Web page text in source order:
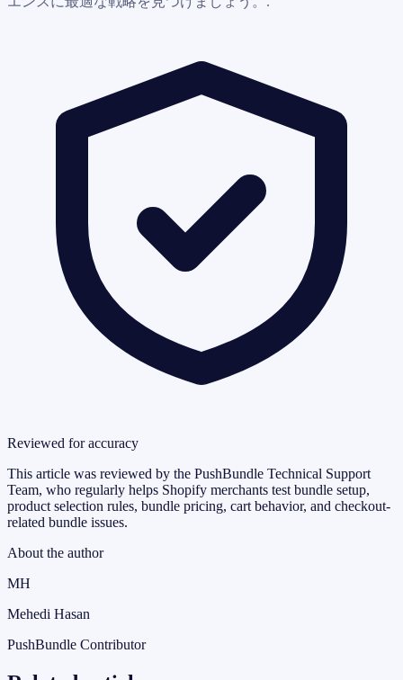
Reviewed for accuracy
This article was reviewed by the PushBundle Technical Support
Team, who regularly helps Shopify merchants test bundle setup,
product selection rules, bundle pricing, cart behavior, and checkout-
related bundle issues.
About the author
MH
Mehedi Hasan
PushBundle Contributor